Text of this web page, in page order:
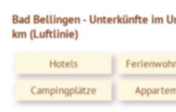
Bad Bellingen - Unterkünfte im
km (Luftlinie)
Hotels
Campingplätze